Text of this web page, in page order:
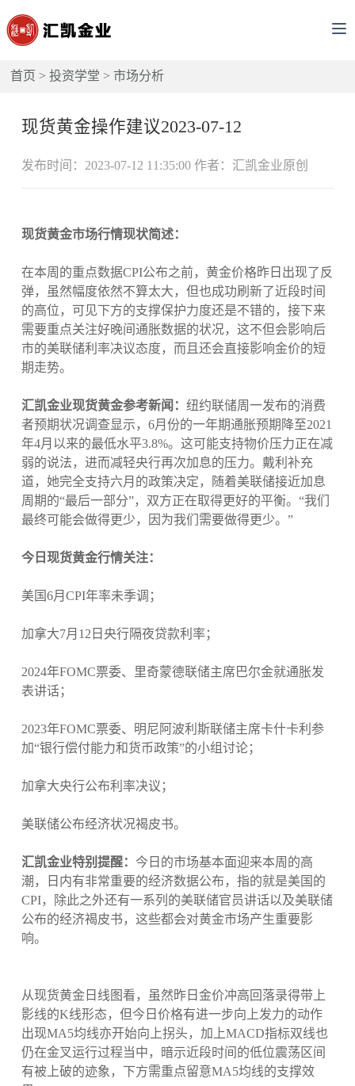
首页 >投资学堂 >市场分析
现货黄金操作建议2023-07-12
发布时间：2023-07-12 11:35:00 作者：汇凯金业原创
现货黄金市场行情现状简述：
在本周的重点数据CPI公布之前，黄金价格昨日出现了反
弹，虽然幅度依然不算太大，但也成功刷新了近段时间
的高位，可见下方的支撑保护力度还是不错的，接下来
需要重点关注好晚间通胀数据的状况，这不但会影响后
市的美联储利率决议态度，而且还会直接影响金价的短
期走势。
汇凯金业现货黄金参考新闻： 纽约联储周一发布的消费
者预期状况调查显示，6月份的一年期通胀预期降至2021
年4月以来的最低水平3.8%。这可能支持物价压力正在减
弱的说法，进而减轻央行再次加息的压力。戴利补充
道，她完全支持六月的政策决定，随着美联储接近加息
周期的“最后一部分”，双方正在取得更好的平衡。“我们
最终可能会做得更少，因为我们需要做得更少。”
今日现货黄金行情关注：
美国6月CPI年率未季调；
加拿大7月12日央行隔夜贷款利率；
2024年FOMC票委、里奇蒙德联储主席巴尔金就通胀发
表讲话；
2023年FOMC票委、明尼阿波利斯联储主席卡什卡利参
加“银行偿付能力和货币政策”的小组讨论；
加拿大央行公布利率决议；
美联储公布经济状况褐皮书。
汇凯金业特别提醒： 今日的市场基本面迎来本周的高
潮，日内有非常重要的经济数据公布，指的就是美国的
CPI，除此之外还有一系列的美联储官员讲话以及美联储
公布的经济褐皮书，这些都会对黄金市场产生重要影
响。
从现货黄金日线图看，虽然昨日金价冲高回落录得带上
影线的K线形态，但今日价格有进一步向上发力的动作
出现MA5均线亦开始向上拐头，加上MACD指标双线也
仍在金叉运行过程当中，暗示近段时间的低位震荡区间
有被上破的迹象，下方需重点留意MA5均线的支撑效